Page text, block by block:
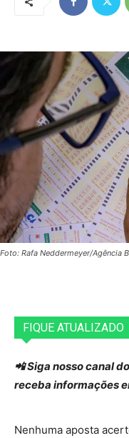
Foto: Rafa Neddermeyer/Agência
FIQUE ATUALIZADO
📲 Siga nosso canal do
receba informações
Nenhuma aposta